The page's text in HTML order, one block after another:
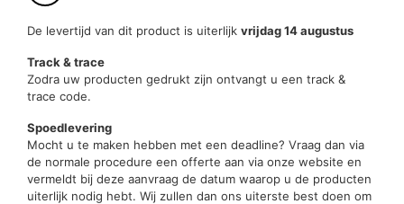
De levertijd van dit product is uiterlijk vrijdag 14 augustus
Track & trace
Zodra uw producten gedrukt zijn ontvangt u een track &
trace code.
Spoedlevering
Mocht u te maken hebben met een deadline? Vraag dan via
de normale procedure een offerte aan via onze website en
vermeldt bij deze aanvraag de datum waarop u de producten
uiterlijk nodig hebt. Wij zullen dan ons uiterste best doen om